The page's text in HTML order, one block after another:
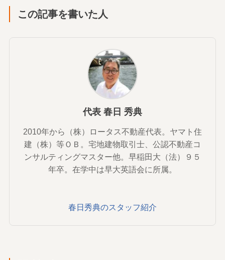
この記事を書いた人
代表 春日 秀典
2010年から（株）ロータス不動産代表。ヤマト住
建（株）等ＯＢ。宅地建物取引士、公認不動産コ
ンサルティングマスター他。早稲田大（法）９５
年卒。在学中は早大英語会に所属。
春日秀典のスタッフ紹介